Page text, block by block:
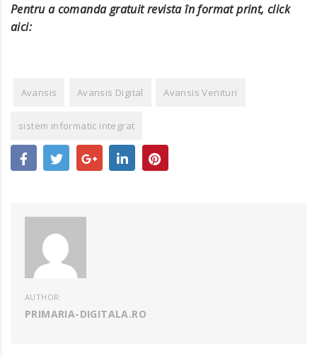
Pentru a comanda gratuit revista în format print, click
aici:
Avansis Avansis Digital Avansis Venituri
sistem informatic integrat
AUTHOR:
PRIMARIA-DIGITALA.RO